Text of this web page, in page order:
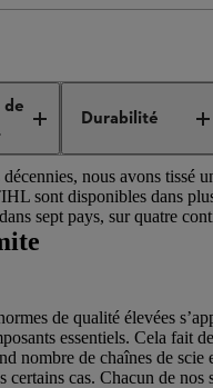
Durabilité
de production et de
nous avons tissé
sont disponibles dans
sept pays, sur quatre
de qualité élevées
essentiels. Cela fait
nombre de chaînes de scie
cas. Chacun de nos